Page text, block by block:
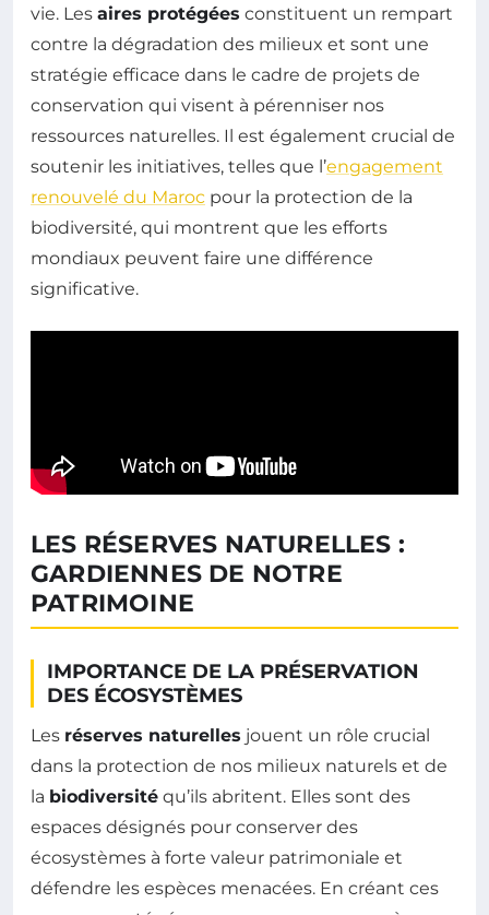
vie. Les aires protégées constituent un rempart
contre la dégradation des milieux et sont une
stratégie efficace dans le cadre de projets de
conservation qui visent à pérenniser nos
ressources naturelles. Il est également crucial de
soutenir les initiatives, telles que l’engagement
renouvelé du Maroc pour la protection de la
biodiversité, qui montrent que les efforts
mondiaux peuvent faire une différence
significative.
LES RÉSERVES NATURELLES :
GARDIENNES DE NOTRE
PATRIMOINE
IMPORTANCE DE LA PRÉSERVATION
DES ÉCOSYSTÈMES
Les réserves naturelles jouent un rôle crucial
dans la protection de nos milieux naturels et de
la biodiversité qu’ils abritent. Elles sont des
espaces désignés pour conserver des
écosystèmes à forte valeur patrimoniale et
défendre les espèces menacées. En créant ces